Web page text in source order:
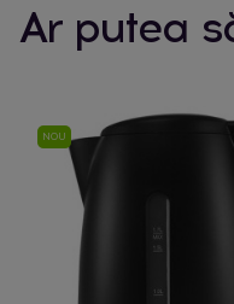
Ar putea
NOU